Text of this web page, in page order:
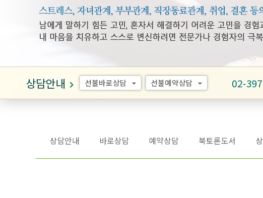
상담안내 keyboard_arrow_right 선불바로상담 arrow_drop_down 선불예약상담 arrow_drop_down 02-
상담안내 바로상담 예약상담 북토론도서